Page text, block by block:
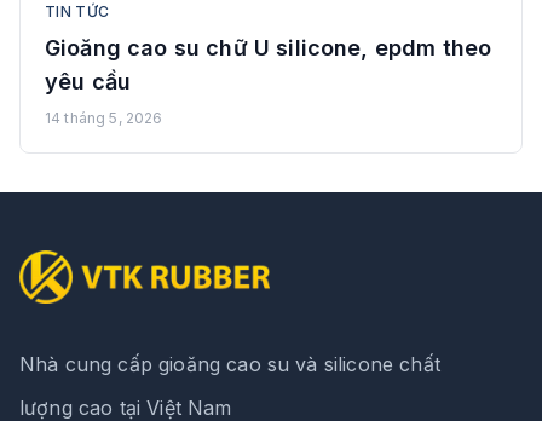
TIN TỨC
Gioăng cao su chữ U silicone, epdm theo
yêu cầu
14 tháng 5, 2026
Nhà cung cấp gioăng cao su và silicone chất
lượng cao tại Việt Nam